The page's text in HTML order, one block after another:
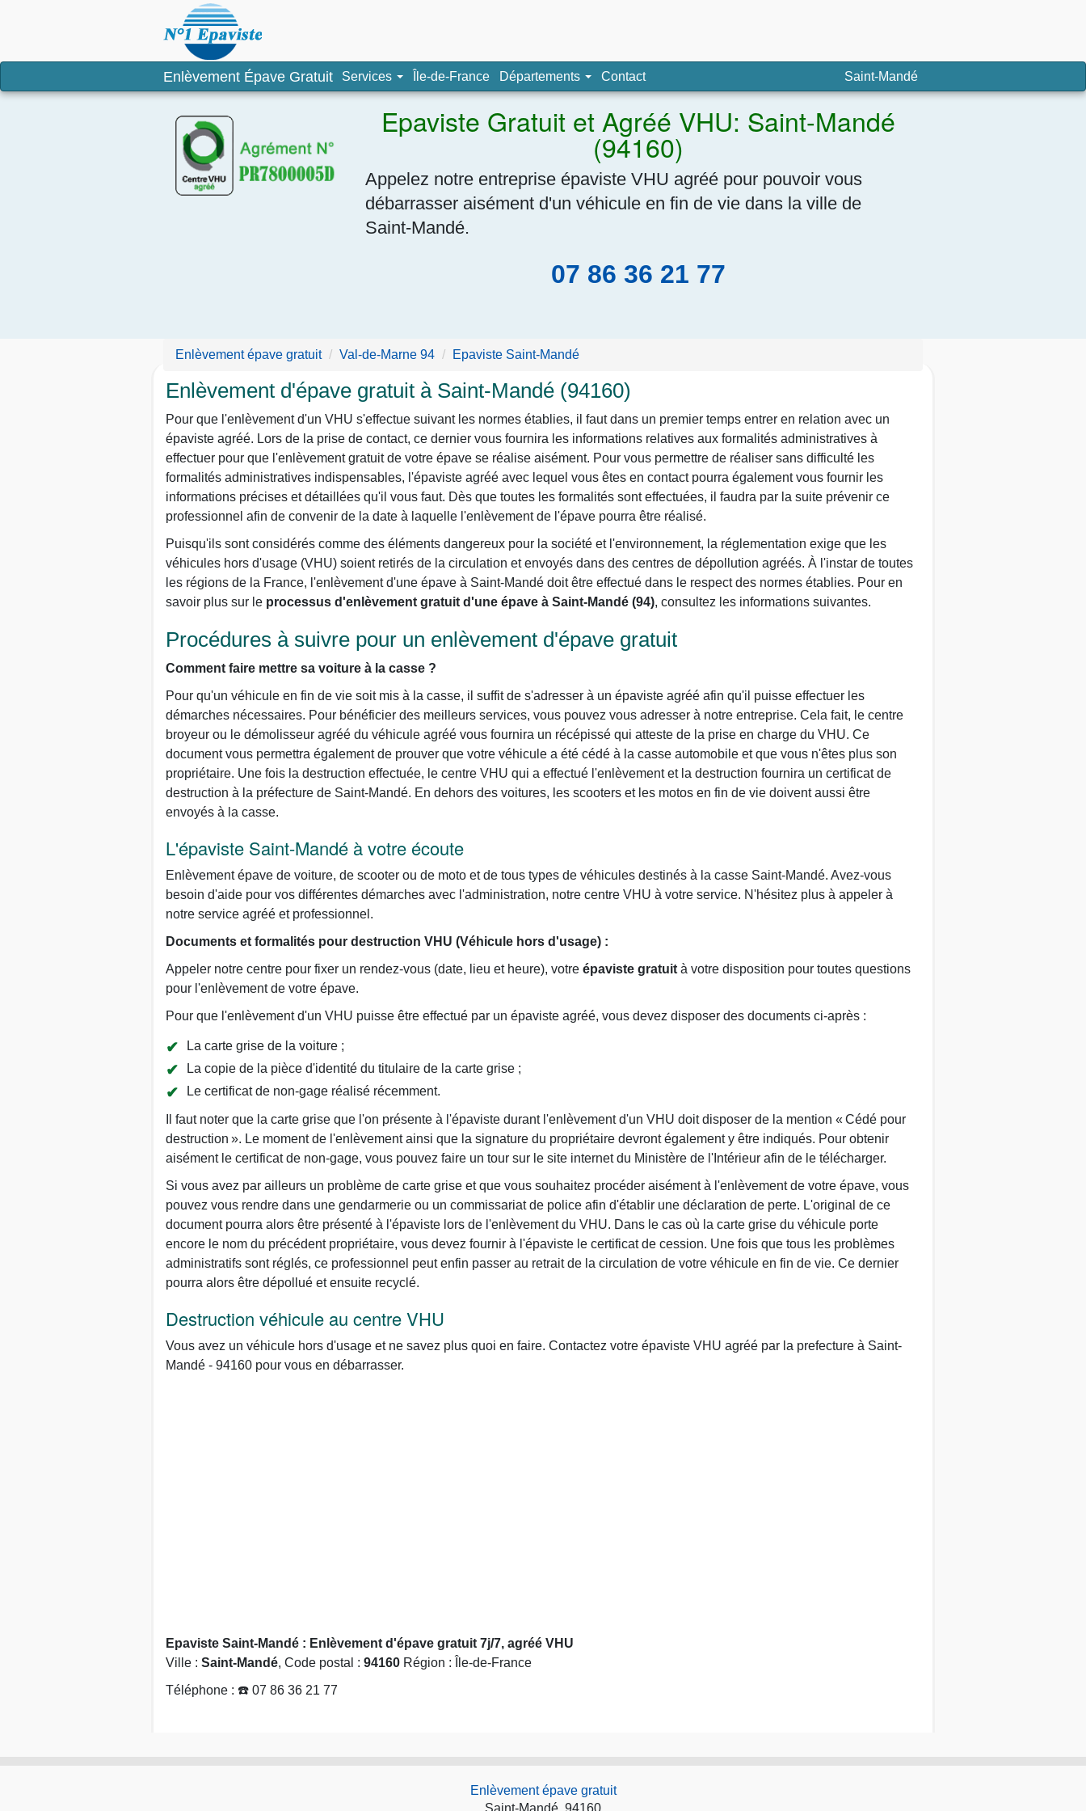
Enlèvement Épave Gratuit Services Île-de-France Départements
Navigation
Contact Saint-Mandé
Epaviste Gratuit et Agréé VHU: Saint-Mandé
(94160)
Appelez notre entreprise épaviste VHU agréé pour pouvoir vous
débarrasser aisément d'un véhicule en fin de vie dans la ville de
Saint-Mandé.
07 86 36 21 77
Enlèvement épave gratuit Val-de-Marne 94 Epaviste Saint-Mandé
Enlèvement d'épave gratuit à Saint-Mandé (94160)
Pour que l'enlèvement d'un VHU s'effectue suivant les normes établies, il faut dans un premier temps entrer en relation avec un
épaviste agréé. Lors de la prise de contact, ce dernier vous fournira les informations relatives aux formalités administratives à
effectuer pour que l'enlèvement gratuit de votre épave se réalise aisément. Pour vous permettre de réaliser sans difficulté les
formalités administratives indispensables, l'épaviste agréé avec lequel vous êtes en contact pourra également vous fournir les
informations précises et détaillées qu'il vous faut. Dès que toutes les formalités sont effectuées, il faudra par la suite prévenir ce
professionnel afin de convenir de la date à laquelle l'enlèvement de l'épave pourra être réalisé.
Puisqu'ils sont considérés comme des éléments dangereux pour la société et l'environnement, la réglementation exige que les
véhicules hors d'usage (VHU) soient retirés de la circulation et envoyés dans des centres de dépollution agréés. À l'instar de toutes
les régions de la France, l'enlèvement d'une épave à Saint-Mandé doit être effectué dans le respect des normes établies. Pour en
savoir plus sur le processus d'enlèvement gratuit d'une épave à Saint-Mandé (94), consultez les informations suivantes.
Procédures à suivre pour un enlèvement d'épave gratuit
Comment faire mettre sa voiture à la casse ?
Pour qu'un véhicule en fin de vie soit mis à la casse, il suffit de s'adresser à un épaviste agréé afin qu'il puisse effectuer les
démarches nécessaires. Pour bénéficier des meilleurs services, vous pouvez vous adresser à notre entreprise. Cela fait, le centre
broyeur ou le démolisseur agréé du véhicule agréé vous fournira un récépissé qui atteste de la prise en charge du VHU. Ce
document vous permettra également de prouver que votre véhicule a été cédé à la casse automobile et que vous n'êtes plus son
propriétaire. Une fois la destruction effectuée, le centre VHU qui a effectué l'enlèvement et la destruction fournira un certificat de
destruction à la préfecture de Saint-Mandé. En dehors des voitures, les scooters et les motos en fin de vie doivent aussi être
envoyés à la casse.
L'épaviste Saint-Mandé à votre écoute
Enlèvement épave de voiture, de scooter ou de moto et de tous types de véhicules destinés à la casse Saint-Mandé. Avez-vous
besoin d'aide pour vos différentes démarches avec l'administration, notre centre VHU à votre service. N'hésitez plus à appeler à
notre service agréé et professionnel.
Documents et formalités pour destruction VHU (Véhicule hors d'usage) :
Appeler notre centre pour fixer un rendez-vous (date, lieu et heure), votre épaviste gratuit à votre disposition pour toutes questions
pour l'enlèvement de votre épave.
Pour que l'enlèvement d'un VHU puisse être effectué par un épaviste agréé, vous devez disposer des documents ci-après :
La carte grise de la voiture ;
La copie de la pièce d'identité du titulaire de la carte grise ;
Le certificat de non-gage réalisé récemment.
Il faut noter que la carte grise que l'on présente à l'épaviste durant l'enlèvement d'un VHU doit disposer de la mention « Cédé pour
destruction ». Le moment de l'enlèvement ainsi que la signature du propriétaire devront également y être indiqués. Pour obtenir
aisément le certificat de non-gage, vous pouvez faire un tour sur le site internet du Ministère de l'Intérieur afin de le télécharger.
Si vous avez par ailleurs un problème de carte grise et que vous souhaitez procéder aisément à l'enlèvement de votre épave, vous
pouvez vous rendre dans une gendarmerie ou un commissariat de police afin d'établir une déclaration de perte. L'original de ce
document pourra alors être présenté à l'épaviste lors de l'enlèvement du VHU. Dans le cas où la carte grise du véhicule porte
encore le nom du précédent propriétaire, vous devez fournir à l'épaviste le certificat de cession. Une fois que tous les problèmes
administratifs sont réglés, ce professionnel peut enfin passer au retrait de la circulation de votre véhicule en fin de vie. Ce dernier
pourra alors être dépollué et ensuite recyclé.
Destruction véhicule au centre VHU
Vous avez un véhicule hors d'usage et ne savez plus quoi en faire. Contactez votre épaviste VHU agréé par la prefecture à Saint-
Mandé - 94160 pour vous en débarrasser.
Epaviste Saint-Mandé : Enlèvement d'épave gratuit 7j/7, agréé VHU
Ville : Saint-Mandé, Code postal : 94160 Région : Île-de-France
Téléphone : ☎️ 07 86 36 21 77
Enlèvement épave gratuit
Saint-Mandé, 94160